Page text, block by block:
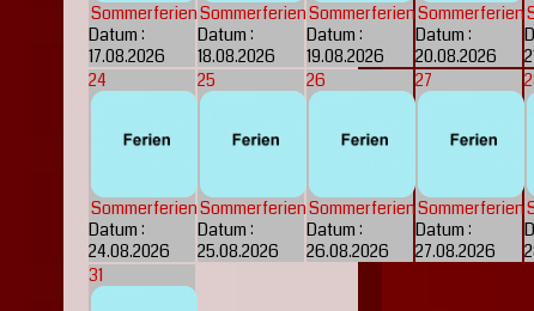
Sommerferien
Datum :
17.08.2026
Sommerferien
Datum :
18.08.2026
Sommerferien
Datum :
19.08.2026
Sommerferien
Datum :
20.08.2026
24
Sommerferien
Datum :
24.08.2026
25
Sommerferien
Datum :
25.08.2026
26
Sommerferien
Datum :
26.08.2026
27
Sommerferien
Datum :
27.08.2026
31